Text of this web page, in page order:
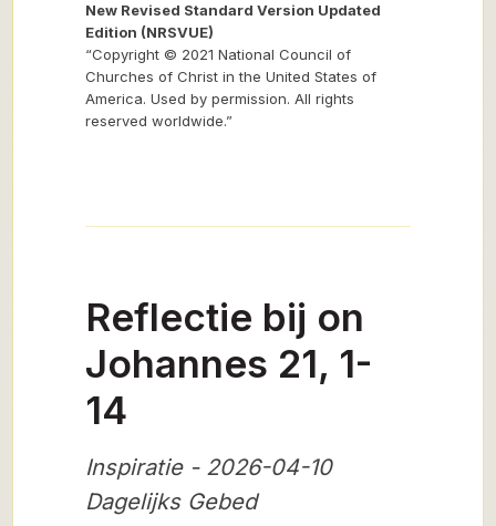
New Revised Standard Version Updated
Edition (NRSVUE)
“Copyright © 2021 National Council of
Churches of Christ in the United States of
America. Used by permission. All rights
reserved worldwide.”
Reflectie bij on
Johannes 21, 1-
14
Inspiratie - 2026-04-10
Dagelijks Gebed